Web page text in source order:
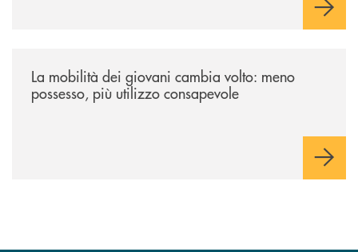
La mobilità dei giovani cambia volto: meno
possesso, più utilizzo consapevole